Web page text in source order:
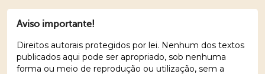
Aviso importante!
Direitos autorais protegidos por lei. Nenhum dos textos
publicados aqui pode ser apropriado, sob nenhuma
forma ou meio de reprodução ou utilização, sem a